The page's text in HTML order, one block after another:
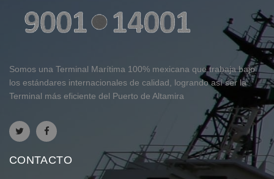
Somos una Terminal Marítima 100% mexicana que trabaja bajo
los estándares internacionales de calidad, logrando así ser la
Terminal más eficiente del Puerto de Altamira
CONTACTO